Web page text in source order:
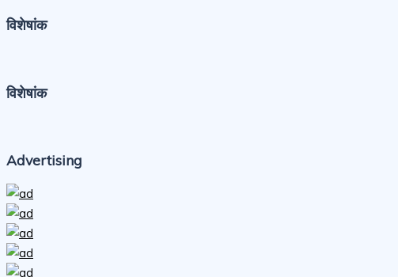
विशेषांक
विशेषांक
Advertising